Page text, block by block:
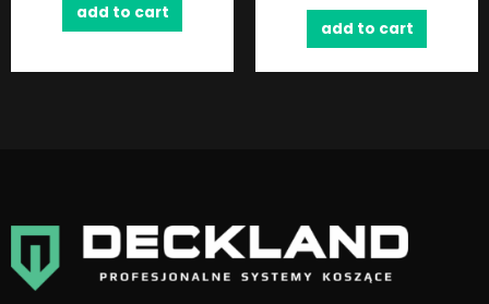
add to cart
add to cart